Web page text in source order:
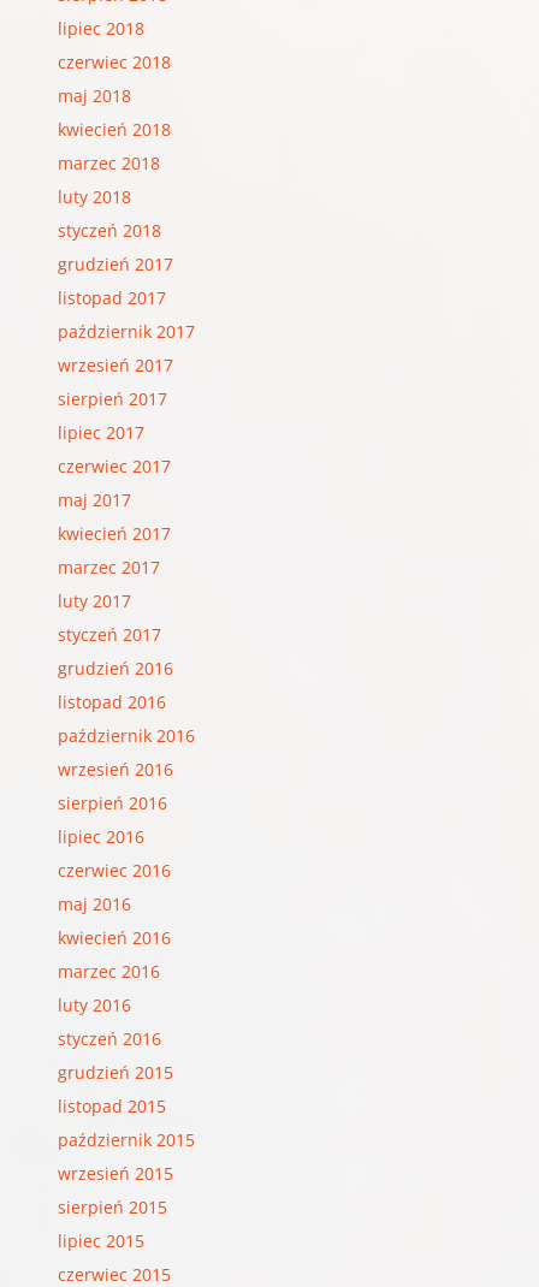
lipiec 2018
czerwiec 2018
maj 2018
kwiecień 2018
marzec 2018
luty 2018
styczeń 2018
grudzień 2017
listopad 2017
październik 2017
wrzesień 2017
sierpień 2017
lipiec 2017
czerwiec 2017
maj 2017
kwiecień 2017
marzec 2017
luty 2017
styczeń 2017
grudzień 2016
listopad 2016
październik 2016
wrzesień 2016
sierpień 2016
lipiec 2016
czerwiec 2016
maj 2016
kwiecień 2016
marzec 2016
luty 2016
styczeń 2016
grudzień 2015
listopad 2015
październik 2015
wrzesień 2015
sierpień 2015
lipiec 2015
czerwiec 2015